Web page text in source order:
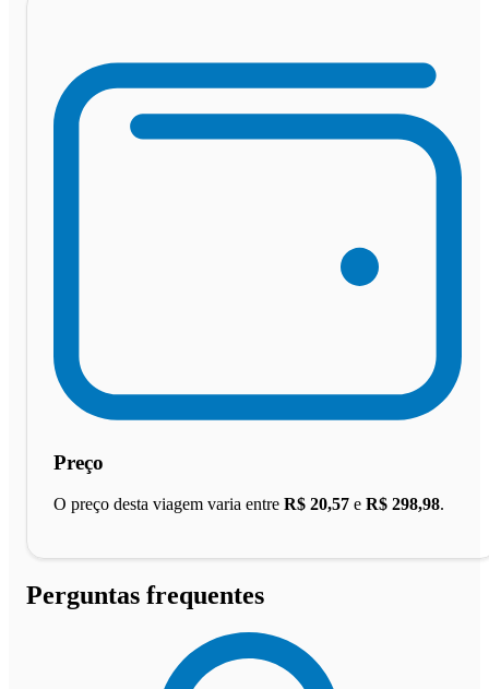
Preço
O preço desta viagem varia entre R$ 20,57 e R$ 298,98.
Perguntas frequentes